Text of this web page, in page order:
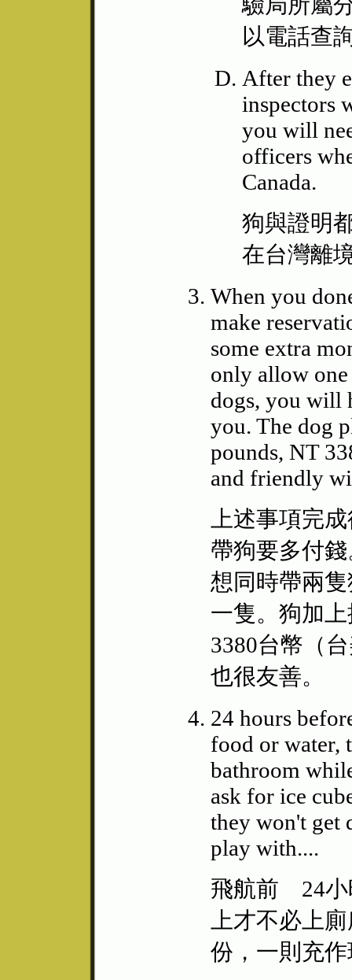
以電話查
After they
inspectors
you will
officers
Canada.
狗與證明
在台灣離
When you
make
some extra
only allow
dogs, you will
you. The dog
pounds, NT
and friendly
上述事項完
帶狗要多付
想同時帶兩
一隻。狗加
3380台幣（
也很友善。
24 hours
food or water,
bathroom
ask for ice
they won't get
play with....
飛航前 24小
上才不必上
份，一則充